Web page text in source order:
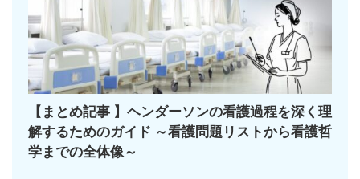
【まとめ記事 】ヘンダーソンの看護過程を深く理
解するためのガイド ～看護問題リストから看護哲
学までの全体像～